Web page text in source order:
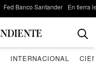
Fed Banco Santander En tierra
INTERNACIONAL